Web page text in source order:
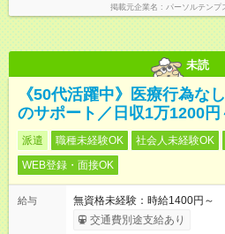
掲載元企業名 パーソルテンプ
未読
《50代活躍中》医療行為な
のサポート／日収1万1200円
派遣 職種未経験OK 社会人未経験OK
WEB登録・面接OK
給与
無資格未経験：時給1400円～
交通費別途支給あり